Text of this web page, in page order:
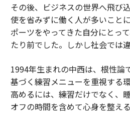
その後、ビジネスの世界へ飛び
使を省みずに働く人が多いこと
ポーツをやってきた自分にとっ
たり前でした。しかし社会では
1994年生まれの中西は、根性論
基づく練習メニューを重視する
高めるには、練習だけでなく、
オフの時間を含めて心身を整え